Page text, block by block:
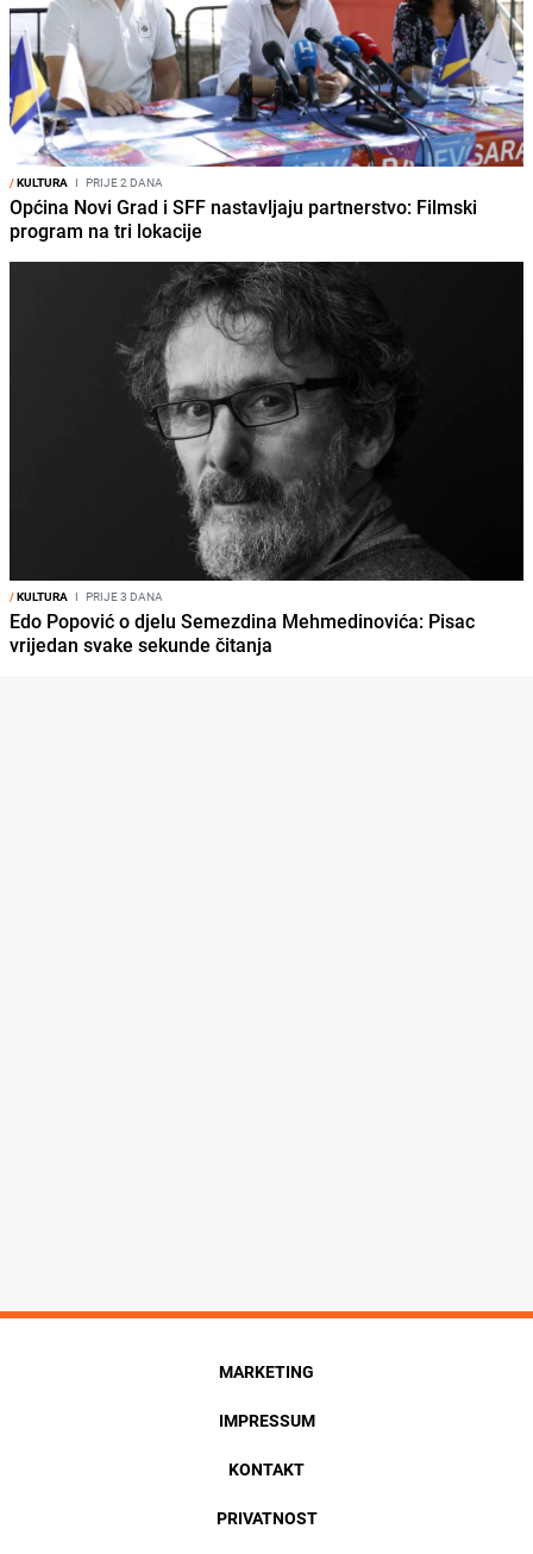
/KULTURA I PRIJE 2 DANA
Općina Novi Grad i SFF nastavljaju partnerstvo: Filmski
program na tri lokacije
/KULTURA I PRIJE 3 DANA
Edo Popović o djelu Semezdina Mehmedinovića: Pisac
vrijedan svake sekunde čitanja
MARKETING
IMPRESSUM
KONTAKT
PRIVATNOST